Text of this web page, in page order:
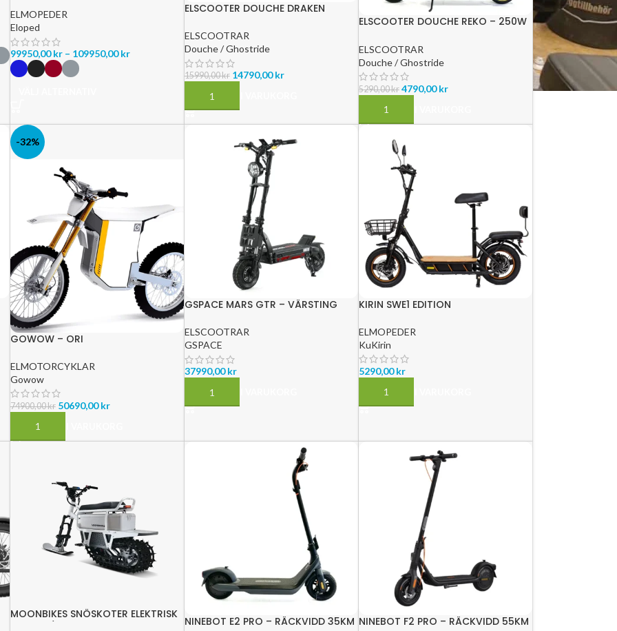
ELMOPEDER
Eloped
99950,00kr – 109950,00kr
ELSCOOTER DOUCHE DRAKEN
HASTIGHET 65 KM/H
ELSCOOTRAR
Douche / Ghostride
15990,00kr 14790,00kr
LÄGG TILL I VARUKORG
ELSCOOTER DOUCHE REKO – 250W
ELSCOOTRAR
Douche / Ghostride
5290,00kr 4790,00kr
LÄGG TILL I VARUKORG
-32%
GOWOW – ORI
ELMOTORCYKLAR
Gowow
74900,00kr 50690,00kr
LÄGG TILL I VARUKORG
GSPACE MARS GTR – VÄRSTING
ELSCOOTRAR
GSPACE
37990,00kr
LÄGG TILL I VARUKORG
KIRIN SWE1 EDITION
ELMOPEDER
KuKirin
5290,00kr
LÄGG TILL I VARUKORG
MOONBIKES SNÖSKOTER ELEKTRISK
NINEBOT E2 PRO – RÄCKVIDD 35KM NINEBOT F2 PRO – RÄCKVIDD 55KM